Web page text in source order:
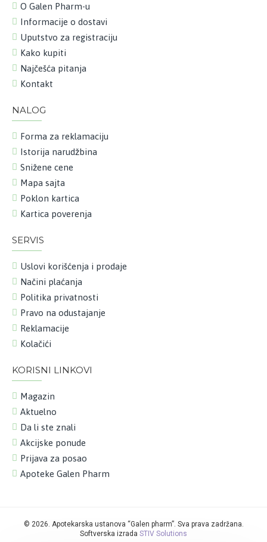
O Galen Pharm-u
Informacije o dostavi
Uputstvo za registraciju
Kako kupiti
Najčešća pitanja
Kontakt
NALOG
Forma za reklamaciju
Istorija narudžbina
Snižene cene
Mapa sajta
Poklon kartica
Kartica poverenja
SERVIS
Uslovi korišćenja i prodaje
Načini plaćanja
Politika privatnosti
Pravo na odustajanje
Reklamacije
Kolačići
KORISNI LINKOVI
Magazin
Aktuelno
Da li ste znali
Akcijske ponude
Prijava za posao
Apoteke Galen Pharm
© 2026. Apotekarska ustanova “Galen pharm”. Sva prava zadržana.
Softverska izrada STIV Solutions